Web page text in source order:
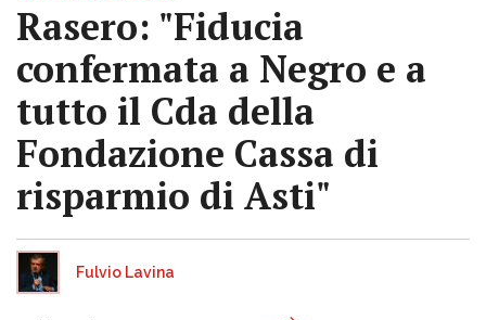
Rasero: "Fiducia
confermata a Negro e a
tutto il Cda della
Fondazione Cassa di
risparmio di Asti"
Fulvio Lavina